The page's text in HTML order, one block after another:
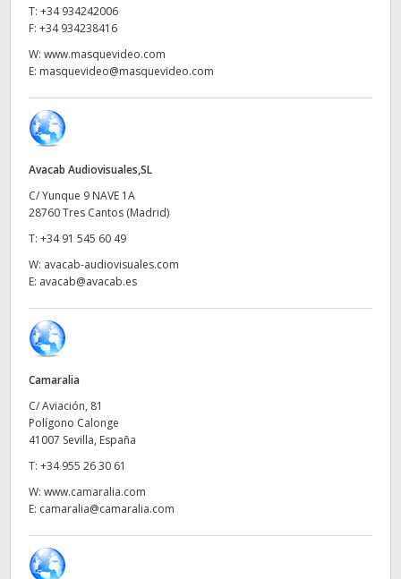
India
Italy
Mexico
Malaysia
Netherlands
New Zealand
Portugal
Singapore
South Africa
España
T: +34 934242006
F: +34 934238416
W: www.masquevideo.com
E: masquevideo@masquevideo.com
Avacab Audiovisuales,SL
C/ Yunque 9 NAVE 1A
28760 Tres Cantos (Madrid)
T: +34 91 545 60 49
W: avacab-audiovisuales.com
E: avacab@avacab.es
Camaralia
C/ Aviación, 81
Polígono Calonge
41007 Sevilla, España
T: +34 955 26 30 61
W: www.camaralia.com
E: camaralia@camaralia.com